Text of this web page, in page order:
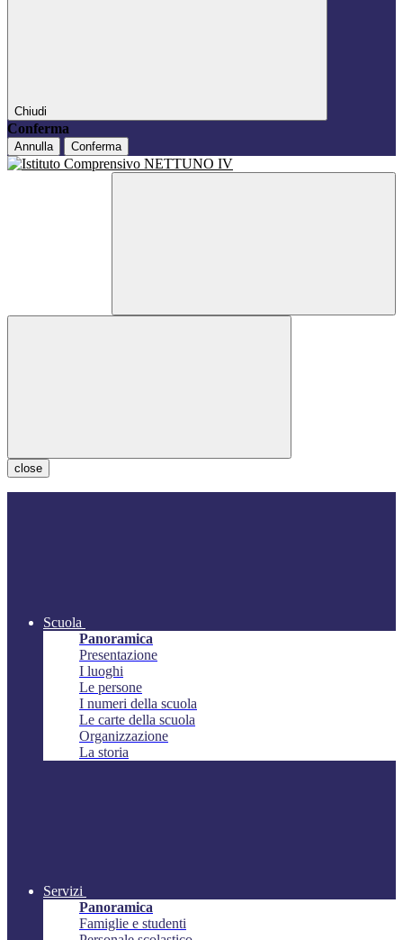
Chiudi
Conferma
Annulla Conferma
close
Scuola
Panoramica
Presentazione
I luoghi
Le persone
I numeri della scuola
Le carte della scuola
Organizzazione
La storia
Servizi
Panoramica
Famiglie e studenti